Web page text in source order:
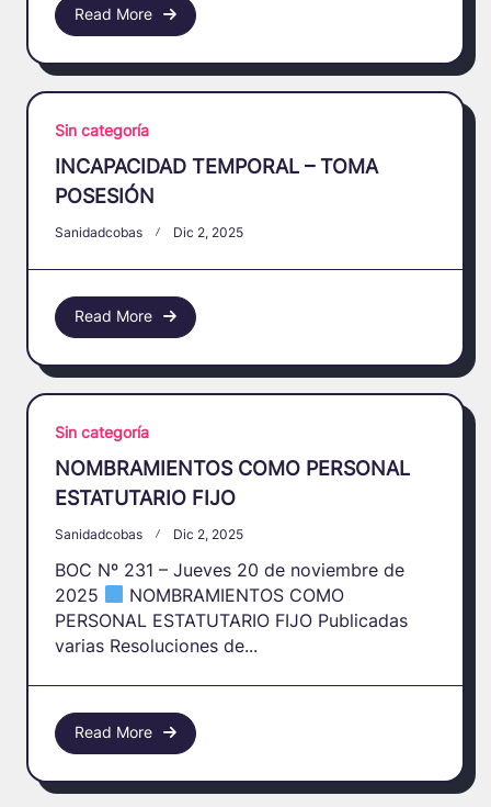
Read More
Sin categoría
INCAPACIDAD TEMPORAL – TOMA
POSESIÓN
Sanidadcobas Dic 2, 2025
Read More
Sin categoría
NOMBRAMIENTOS COMO PERSONAL
ESTATUTARIO FIJO
Sanidadcobas Dic 2, 2025
BOC Nº 231 – Jueves 20 de noviembre de
2025
NOMBRAMIENTOS COMO
PERSONAL ESTATUTARIO FIJO Publicadas
varias Resoluciones de...
Read More